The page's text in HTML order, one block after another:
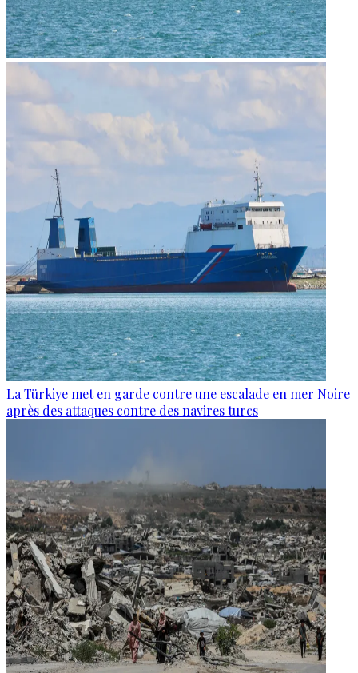
La Türkiye met en garde contre une escalade en mer Noire
après des attaques contre des navires turcs